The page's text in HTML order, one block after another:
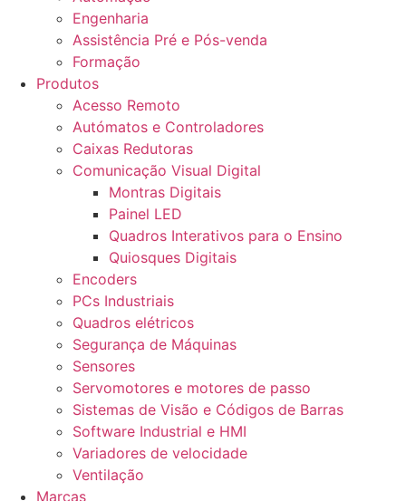
Engenharia
Assistência Pré e Pós-venda
Formação
Produtos
Acesso Remoto
Autómatos e Controladores
Caixas Redutoras
Comunicação Visual Digital
Montras Digitais
Painel LED
Quadros Interativos para o Ensino
Quiosques Digitais
Encoders
PCs Industriais
Quadros elétricos
Segurança de Máquinas
Sensores
Servomotores e motores de passo
Sistemas de Visão e Códigos de Barras
Software Industrial e HMI
Variadores de velocidade
Ventilação
Marcas